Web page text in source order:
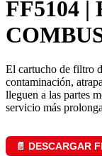
FF5104 |
El cartucho de filtro
contaminación,
lleguen a las partes
servicio más
📄 DESCARGAR